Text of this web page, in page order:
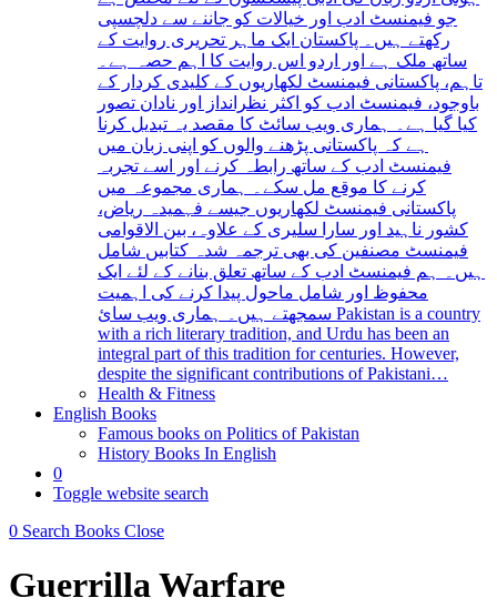
جو فیمنسٹ ادب اور خیالات کو جاننے سے دلچسپی
رکھتے ہیں۔ پاکستان ایک ماہر تحریری روایت کے
ساتھ ملک ہے اور اردو اس روایت کا اہم حصہ ہے۔
تاہم، پاکستانی فیمنسٹ لکھاریوں کے کلیدی کردار کے
باوجود، فیمنسٹ ادب کو اکثر نظرانداز اور نادان تصور
کیا گیا ہے۔ ہماری ویب سائٹ کا مقصد یہ تبدیل کرنا
ہے کہ پاکستانی پڑھنے والوں کو اپنی زبان میں
فیمنسٹ ادب کے ساتھ رابطہ کرنے اور اسے تجربہ
کرنے کا موقع مل سکے۔ ہماری مجموعہ میں
پاکستانی فیمنسٹ لکھاریوں جیسے فہمیدہ ریاض،
کشور ناہید اور سارا سلیری کے علاوہ، بین الاقوامی
فیمنسٹ مصنفین کی بھی ترجمہ شدہ کتابیں شامل
ہیں۔ ہم فیمنسٹ ادب کے ساتھ تعلق بنانے کے لئے ایک
محفوظ اور شامل ماحول پیدا کرنے کی اہمیت
سمجھتے ہیں۔ ہماری ویب سائ Pakistan is a country
with a rich literary tradition, and Urdu has been an
integral part of this tradition for centuries. However,
despite the significant contributions of Pakistani…
Health & Fitness
English Books
Famous books on Politics of Pakistan
History Books In English
0
Toggle website search
0 Search Books Close
Guerrilla Warfare